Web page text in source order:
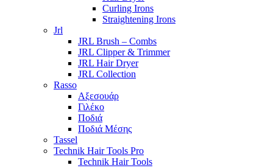
Curling Irons
Straightening Irons
Jrl
JRL Brush – Combs
JRL Clipper & Trimmer
JRL Hair Dryer
JRL Collection
Rasso
Αξεσουάρ
Γιλέκο
Ποδιά
Ποδιά Μέσης
Tassel
Technik Hair Tools Pro
Technik Hair Tools